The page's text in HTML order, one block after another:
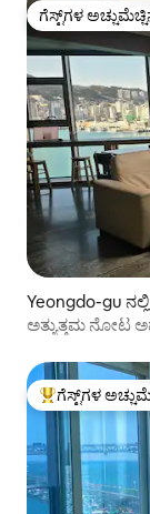
ಗೆಸ್ಟ್‌ಗಳ
ಗೆಸ್ಟ್‌ಗಳ
Yeongdo-gu
ಅತ್ಯುತ್ತಮ ನೋಟ
ಗೆಸ್ಟ್‌ಗಳಿಗೆ ಅತಿ
ಗೆಸ್ಟ್‌ಗಳ